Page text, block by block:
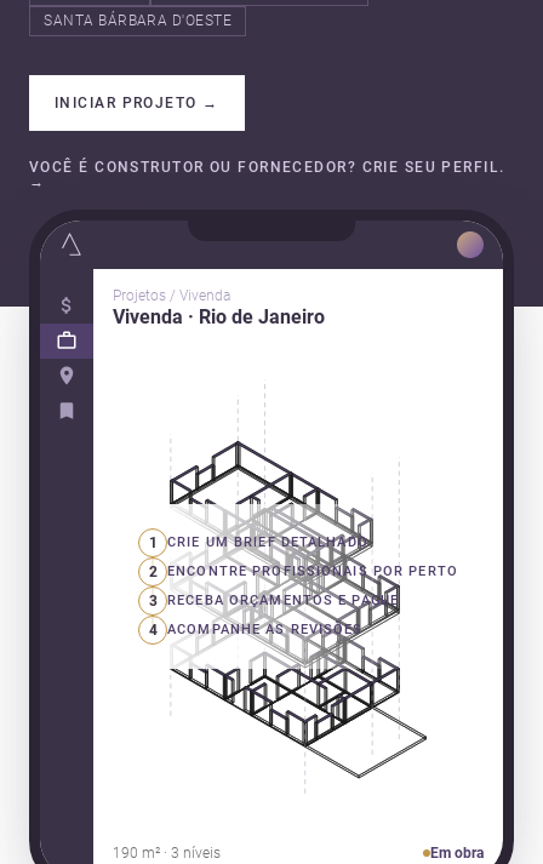
SANTA BÁRBARA D'OESTE
INICIAR PROJETO →
VOCÊ É CONSTRUTOR OU FORNECEDOR? CRIE SEU PERFIL.
→
Projetos / Vivenda
Vivenda · Rio de Janeiro
1 CRIE UM BRIEF DETALHADO
2 ENCONTRE PROFISSIONAIS POR PERTO
3 RECEBA ORÇAMENTOS E PAGUE
4 ACOMPANHE AS REVISÕES
190 m² · 3 níveis Em obra